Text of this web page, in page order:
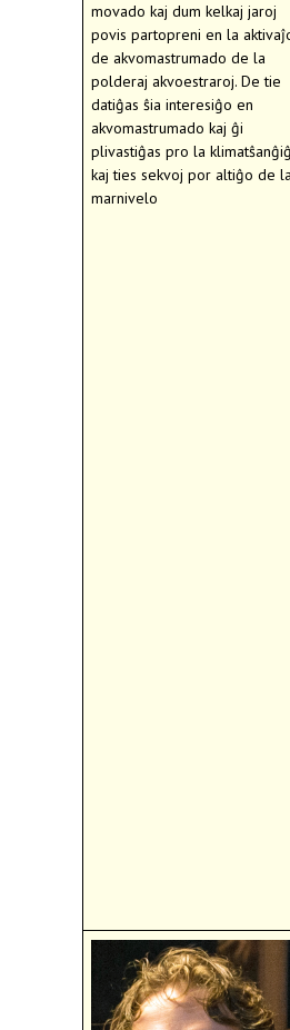
movado kaj dum kelkaj jaroj
povis partopreni en la
de akvomastrumado de la
polderaj akvoestraroj. De tie
datiĝas ŝia interesiĝo en
akvomastrumado kaj ĝi
plivastiĝas pro la
kaj ties sekvoj por altiĝo de la
marnivelo